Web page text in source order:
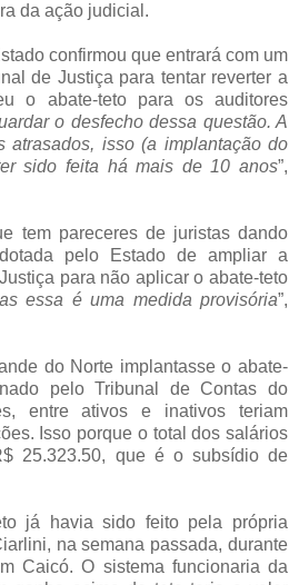
da ação judicial.
confirmou que entrará com um
de Justiça para tentar reverter a
o abate-teto para os auditores
o desfecho dessa questão. A
atrasados, isso (a implantação do
sido feita há mais de 10 anos”,
tem pareceres de juristas dando
pelo Estado de ampliar a
para não aplicar o abate-teto
essa é uma medida provisória”,
do Norte implantasse o abate-
pelo Tribunal de Contas do
entre ativos e inativos teriam
Isso porque o total dos salários
25.323.50, que é o subsídio de
já havia sido feito pela própria
na semana passada, durante
Caicó. O sistema funcionaria da